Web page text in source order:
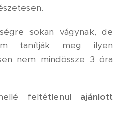
sokan vágynak, de
tanítják meg ilyen
nem mindössze 3 óra
feltétlenül ajánlott